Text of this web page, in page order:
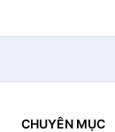
CHUYÊN MỤC